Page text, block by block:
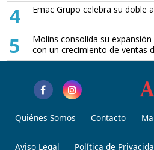
4 Emac Grupo celebra su doble
5
Molins consolida su
con un crecimiento de ventas
Quiénes Somos Contacto
Aviso Legal Política de